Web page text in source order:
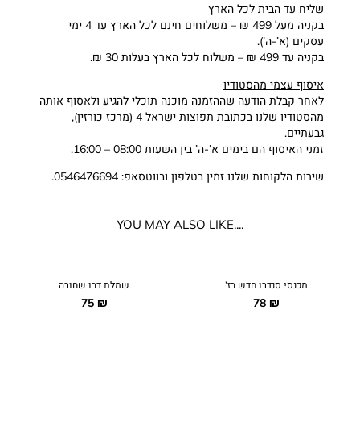
שליח עד הבית לכל הארץ
בקניה מעל 499 ₪ – משלוחים חינם לכל הארץ עד 4 ימי
עסקים (א’-ה’).
בקניה עד 499 ₪ – משלוח לכל הארץ בעלות 30 ₪.
איסוף עצמי מהסטודיו
לאחר קבלת הודעה שההזמנה מוכנה תוכלי להגיע ולאסוף אותה
מהסטודיו שלנו בכתובת תפוצות ישראל 4 (מרכז כורזין),
גבעתיים.
זמני האיסוף הם בימים א’-ה’ בין השעות 08:00 – 16:00.
שירות הלקוחות שלנו זמין בטלפון ובווטסאפ: 0546476694.
....YOU MAY ALSO LIKE
מכנסי סנדרו חדש בז’
78 ₪
שמלת דבו שחורה
75 ₪